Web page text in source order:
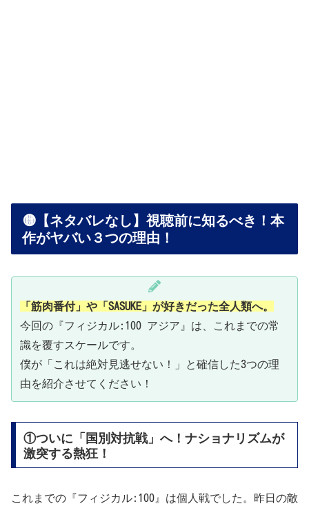
🟡【ネタバレなし】視聴前に知るべき！本
作がヤバい３つの理由！
「筋肉番付」や「SASUKE」が好きだった全人類へ。
今回の『フィジカル:100 アジア』は、これまでの常
識を覆すスケールです。
僕が「これは絶対見逃せない！」と確信した3つの理
由を紹介させてください！
①ついに「国別対抗戦」へ！ナショナリズムが
激突する熱狂！
これまでの『フィジカル:100』は個人戦でした。昨日の敵